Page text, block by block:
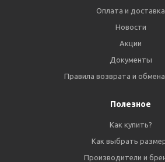
Оплата и доставка
Новости
Акции
Документы
Правила возврата и
Полезное
Как купить?
Как выбрать
Производители и